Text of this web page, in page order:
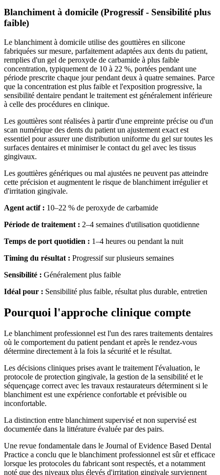
Blanchiment à domicile (Progressif - Sensibilité plus
faible)
Le blanchiment à domicile utilise des gouttières en silicone
fabriquées sur mesure, parfaitement adaptées aux dents du patient,
remplies d'un gel de peroxyde de carbamide à plus faible
concentration, typiquement de 10 à 22 %, portées pendant une
période prescrite chaque jour pendant deux à quatre semaines. Parce
que la concentration est plus faible et l'exposition progressive, la
sensibilité dentaire pendant le traitement est généralement inférieure
à celle des procédures en clinique.
Les gouttières sont réalisées à partir d'une empreinte précise ou d'un
scan numérique des dents du patient un ajustement exact est
essentiel pour assurer une distribution uniforme du gel sur toutes les
surfaces dentaires et minimiser le contact du gel avec les tissus
gingivaux.
Les gouttières génériques ou mal ajustées ne peuvent pas atteindre
cette précision et augmentent le risque de blanchiment irrégulier et
d'irritation gingivale.
Agent actif : 10–22 % de peroxyde de carbamide
Période de traitement : 2–4 semaines d'utilisation quotidienne
Temps de port quotidien : 1–4 heures ou pendant la nuit
Timing du résultat : Progressif sur plusieurs semaines
Sensibilité : Généralement plus faible
Idéal pour : Sensibilité plus faible, résultat plus durable, entretien
Pourquoi l'approche clinique compte
Le blanchiment professionnel est l'un des rares traitements dentaires
où le comportement du patient pendant et après le rendez-vous
détermine directement à la fois la sécurité et le résultat.
Les décisions cliniques prises avant le traitement l'évaluation, le
protocole de protection gingivale, la gestion de la sensibilité et le
séquençage correct avec les travaux restaurateurs déterminent si le
blanchiment est une expérience confortable et prévisible ou
inconfortable.
La distinction entre blanchiment supervisé et non supervisé est
documentée dans la littérature évaluée par des pairs.
Une revue fondamentale dans le Journal of Evidence Based Dental
Practice a conclu que le blanchiment professionnel est sûr et efficace
lorsque les protocoles du fabricant sont respectés, et a notamment
noté que des niveaux plus élevés d'irritation gingivale surviennent